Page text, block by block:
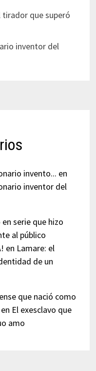
tirador que superó
inventor del
invento... en
inventor del
serie que hizo
al público
en Lamare: el
de un
que nació como
en El exesclavo que
amo